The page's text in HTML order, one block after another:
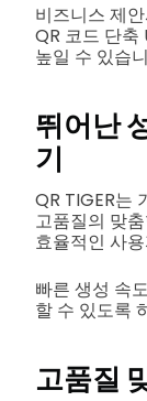
비즈니스 제
QR 코드 단축
높일 수 있습
뛰어난
기
QR TIGER는
고품질의 맞
효율적인 사
빠른 생성 속
할 수 있도록
고품질